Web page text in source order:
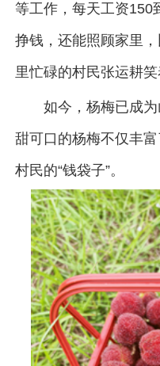
等工作，每天工资150
挣钱，还能照顾家里
里忙碌的村民张运耕笑
如今，杨梅已成
甜可口的杨梅不仅丰
村民的“钱袋子”。